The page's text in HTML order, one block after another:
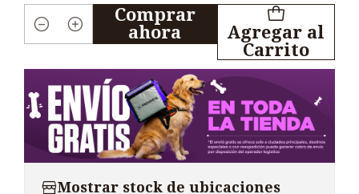
Cantidad
Agregar al
Carrito
Comprar
ahora
Mostrar stock de ubicaciones